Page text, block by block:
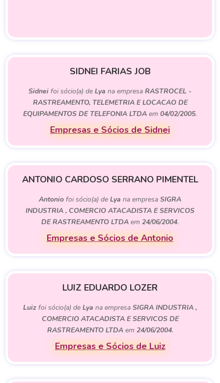
SIDNEI FARIAS JOB
Sidnei foi sócio(a) de Lya na empresa RASTROCEL -
RASTREAMENTO, TELEMETRIA E LOCACAO DE
EQUIPAMENTOS DE TELEFONIA LTDA em 04/02/2005.
Empresas e Sócios de Sidnei
ANTONIO CARDOSO SERRANO PIMENTEL
Antonio foi sócio(a) de Lya na empresa SIGRA
INDUSTRIA , COMERCIO ATACADISTA E SERVICOS
DE RASTREAMENTO LTDA em 24/06/2004.
Empresas e Sócios de Antonio
LUIZ EDUARDO LOZER
Luiz foi sócio(a) de Lya na empresa SIGRA INDUSTRIA ,
COMERCIO ATACADISTA E SERVICOS DE
RASTREAMENTO LTDAem 24/06/2004.
Empresas e Sócios de Luiz